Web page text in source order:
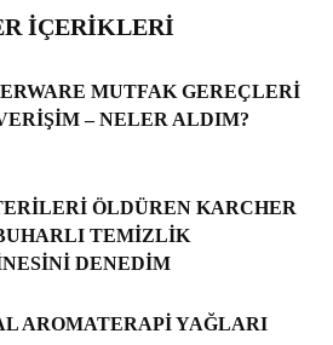
İÇERIKLERI
MUTFAK GEREÇLERI
– NELER ALDIM?
ÖLDÜREN KARCHER
TEMIZLIK
DENEDIM
AROMATERAPI YAĞLARI